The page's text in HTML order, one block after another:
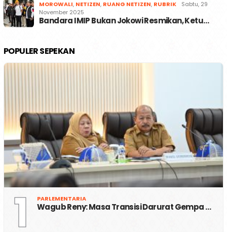
MOROWALI, NETIZEN, RUANG NETIZEN, RUBRIK
Sabtu, 29
November 2025
Bandara IMIP Bukan Jokowi Resmikan, Ketu…
POPULER SEPEKAN
1 PARLEMENTARIA
Wagub Reny: Masa Transisi Darurat Gempa …